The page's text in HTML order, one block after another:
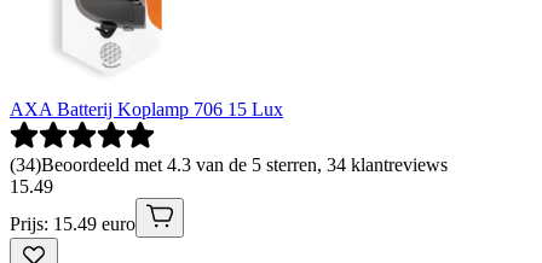
AXA Batterij Koplamp 706 15 Lux
(34)Beoordeeld met 4.3 van de 5 sterren, 34 klantreviews
15.49
Prijs: 15.49 euro